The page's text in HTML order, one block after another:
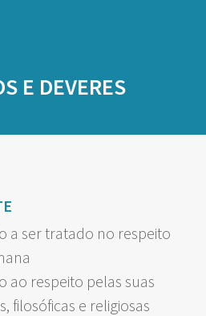
E DEVERES
a ser tratado no respeito
ao respeito pelas suas
filosóficas e religiosas